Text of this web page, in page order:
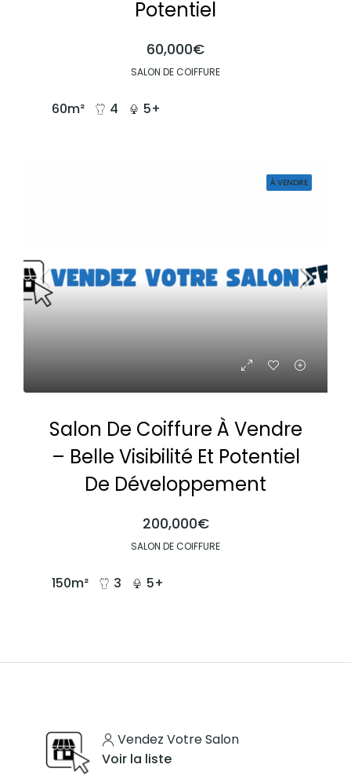
Potentiel
60,000€
SALON DE COIFFURE
60m² 4 5+
À VENDRE
Salon De Coiffure À Vendre
– Belle Visibilité Et Potentiel
De Développement
200,000€
SALON DE COIFFURE
150m² 3 5+
Vendez Votre Salon
Voir la liste